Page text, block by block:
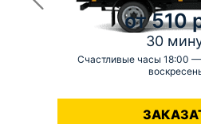
от 510
30
Счастливые часы 18:00
-